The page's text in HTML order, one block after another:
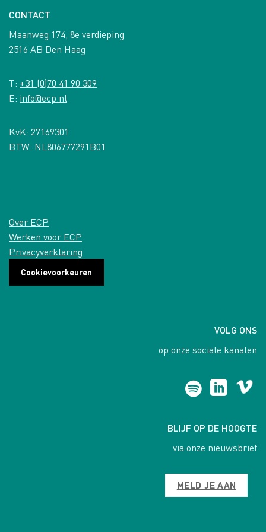
CONTACT
Maanweg 174, 8e verdieping
2516 AB Den Haag
T: +31 (0)70 41 90 309
E: info@ecp.nl
KvK: 27169301
BTW: NL806777291B01
Over ECP
Werken voor ECP
Privacyverklaring
Cookievoorkeuren
VOLG ONS
op onze sociale kanalen
BLIJF OP DE HOOGTE
via onze nieuwsbrief
MELD JE AAN